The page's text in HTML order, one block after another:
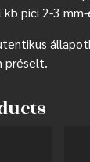
pici 2-3
préselt.